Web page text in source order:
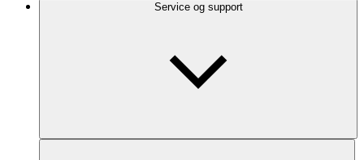
Service og support